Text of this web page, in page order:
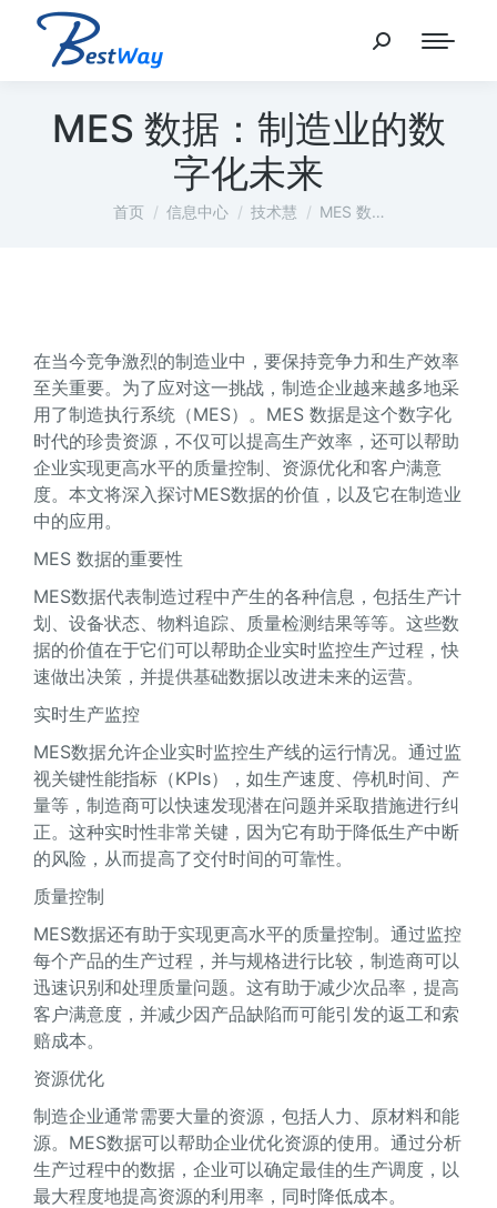
MES 数据：制造业的数
字化未来
您在这里：
首页 信息中心 技术慧 MES 数…
在当今竞争激烈的制造业中，要保持竞争力和生产效率
至关重要。为了应对这一挑战，制造企业越来越多地采
用了制造执行系统（MES）。MES 数据是这个数字化
时代的珍贵资源，不仅可以提高生产效率，还可以帮助
企业实现更高水平的质量控制、资源优化和客户满意
度。本文将深入探讨MES数据的价值，以及它在制造业
中的应用。
MES 数据的重要性
MES数据代表制造过程中产生的各种信息，包括生产计
划、设备状态、物料追踪、质量检测结果等等。这些数
据的价值在于它们可以帮助企业实时监控生产过程，快
速做出决策，并提供基础数据以改进未来的运营。
实时生产监控
MES数据允许企业实时监控生产线的运行情况。通过监
视关键性能指标（KPIs），如生产速度、停机时间、产
量等，制造商可以快速发现潜在问题并采取措施进行纠
正。这种实时性非常关键，因为它有助于降低生产中断
的风险，从而提高了交付时间的可靠性。
质量控制
MES数据还有助于实现更高水平的质量控制。通过监控
每个产品的生产过程，并与规格进行比较，制造商可以
迅速识别和处理质量问题。这有助于减少次品率，提高
客户满意度，并减少因产品缺陷而可能引发的返工和索
赔成本。
资源优化
制造企业通常需要大量的资源，包括人力、原材料和能
源。MES数据可以帮助企业优化资源的使用。通过分析
生产过程中的数据，企业可以确定最佳的生产调度，以
最大程度地提高资源的利用率，同时降低成本。